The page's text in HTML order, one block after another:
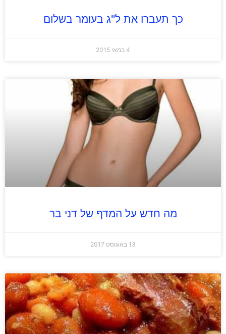
כך תעברו את ל"ג בעומר בשלום
4 במאי 2015
מה חדש על המדף של דני בר
13 באוגוסט 2017